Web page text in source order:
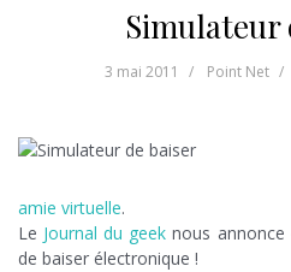
Simulateur
3 mai 2011 Point Net
amie virtuelle.
Le Journal du geek nous
de baiser électronique !